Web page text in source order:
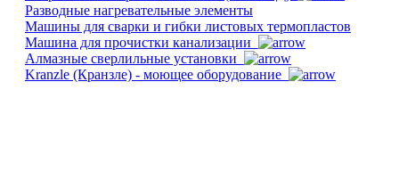
Разводные нагревательные элементы
Машины для сварки и гибки листовых термопластов
Машина для прочистки канализации
Алмазные сверлильные установки
Kranzle (Кранзле) - моющее оборудование